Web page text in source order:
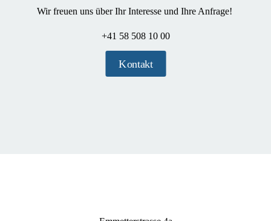
Wir freuen uns über Ihr Interesse und Ihre Anfrage!
+41 58 508 10 00
Kontakt